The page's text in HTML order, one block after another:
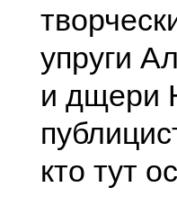
упруги
и дщери
кто тут